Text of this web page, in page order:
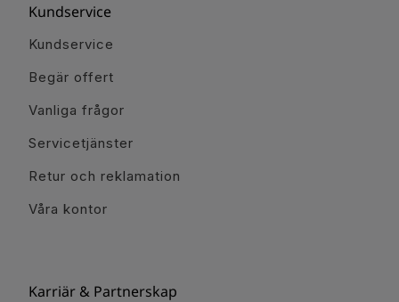
Kundservice
Kundservice
Begär offert
Vanliga frågor
Servicetjänster
Retur och reklamation
Våra kontor
Karriär & Partnerskap